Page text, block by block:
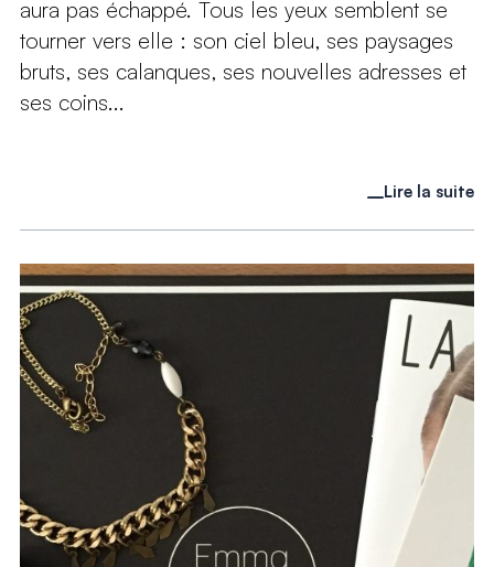
aura pas échappé. Tous les yeux semblent se
tourner vers elle : son ciel bleu, ses paysages
bruts, ses calanques, ses nouvelles adresses et
ses coins...
Lire la suite